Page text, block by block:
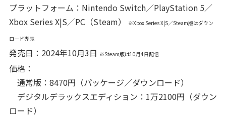
プラットフォーム：Nintendo Switch／PlayStation 5／
Xbox Series X|S／PC（Steam）
※Xbox Series X|S／Steam版はダウン
ロード専売
発売日：2024年10月3日 ※Steam版は10月4日配信
価格：
通常版：8470円（パッケージ／ダウンロード）
デジタルデラックスエディション：1万2100円（ダウン
ロード）